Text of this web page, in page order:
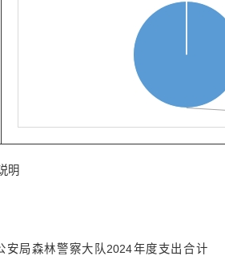
明
安局森林警察大队2024年度支出合计